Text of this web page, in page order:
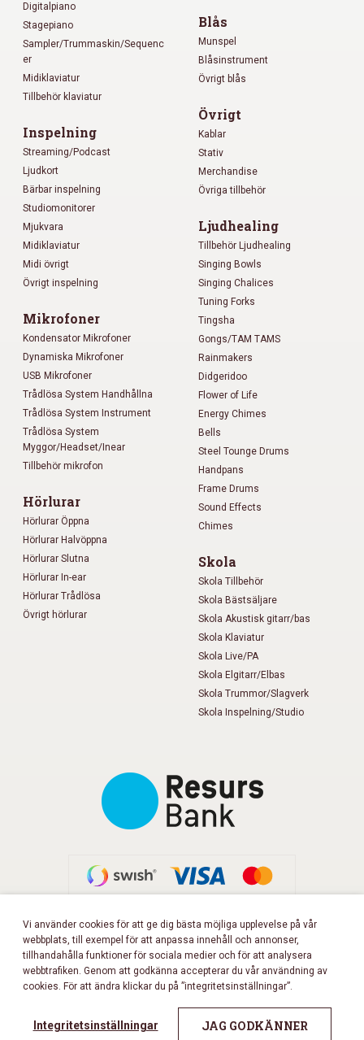
Digitalpiano
Stagepiano
Sampler/Trummaskin/Sequenc
er
Midiklaviatur
Tillbehör klaviatur
Inspelning
Streaming/Podcast
Ljudkort
Bärbar inspelning
Studiomonitorer
Mjukvara
Midiklaviatur
Midi övrigt
Övrigt inspelning
Mikrofoner
Kondensator Mikrofoner
Dynamiska Mikrofoner
USB Mikrofoner
Trådlösa System Handhållna
Trådlösa System Instrument
Trådlösa System
Myggor/Headset/Inear
Tillbehör mikrofon
Hörlurar
Hörlurar Öppna
Hörlurar Halvöppna
Hörlurar Slutna
Hörlurar In-ear
Hörlurar Trådlösa
Övrigt hörlurar
Blås
Munspel
Blåsinstrument
Övrigt blås
Övrigt
Kablar
Stativ
Merchandise
Övriga tillbehör
Ljudhealing
Tillbehör Ljudhealing
Singing Bowls
Singing Chalices
Tuning Forks
Tingsha
Gongs/TAM TAMS
Rainmakers
Didgeridoo
Flower of Life
Energy Chimes
Bells
Steel Tounge Drums
Handpans
Frame Drums
Sound Effects
Chimes
Skola
Skola Tillbehör
Skola Bästsäljare
Skola Akustisk gitarr/bas
Skola Klaviatur
Skola Live/PA
Skola Elgitarr/Elbas
Skola Trummor/Slagverk
Skola Inspelning/Studio
FÖLJ OSS PÅ FACEBOOK!
Vi använder cookies för att ge dig bästa möjliga upplevelse på vår
webbplats, till exempel för att anpassa innehåll och annonser,
tillhandahålla funktioner för sociala medier och för att analysera
webbtrafiken. Genom att godkänna accepterar du vår användning av
cookies. För att ändra klickar du på ”integritetsinställningar”.
Integritetsinställningar JAG GODKÄNNER